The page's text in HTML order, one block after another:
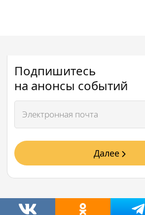
Подпишитесь
на анонсы событий
Далее